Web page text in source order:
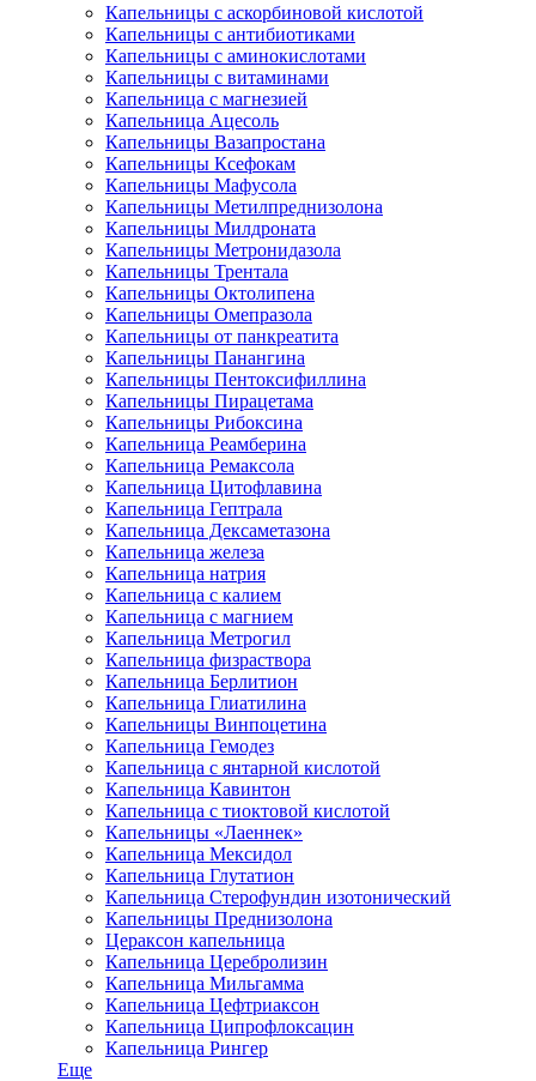
Капельницы с аскорбиновой кислотой
Капельницы с антибиотиками
Капельницы с аминокислотами
Капельницы с витаминами
Капельница с магнезией
Капельница Ацесоль
Капельницы Вазапростана
Капельницы Ксефокам
Капельницы Мафусола
Капельницы Метилпреднизолона
Капельницы Милдроната
Капельницы Метронидазола
Капельницы Трентала
Капельницы Октолипена
Капельницы Омепразола
Капельницы от панкреатита
Капельницы Панангина
Капельницы Пентоксифиллина
Капельницы Пирацетама
Капельницы Рибоксина
Капельница Реамберина
Капельница Ремаксола
Капельница Цитофлавина
Капельница Гептрала
Капельница Дексаметазона
Капельница железа
Капельница натрия
Капельница с калием
Капельница с магнием
Капельница Метрогил
Капельница физраствора
Капельница Берлитион
Капельница Глиатилина
Капельницы Винпоцетина
Капельница Гемодез
Капельница с янтарной кислотой
Капельница Кавинтон
Капельница с тиоктовой кислотой
Капельницы «Лаеннек»
Капельница Мексидол
Капельница Глутатион
Капельница Стерофундин изотонический
Капельницы Преднизолона
Цераксон капельница
Капельница Церебролизин
Капельница Мильгамма
Капельница Цефтриаксон
Капельница Ципрофлоксацин
Капельница Рингер
Еще